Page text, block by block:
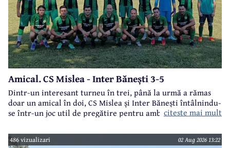
Amical. CS Mislea - Inter Bănești 3-5
Dintr-un interesant turneu în trei, până la urmă a rămas
doar un amical în doi, CS Mislea și Inter Bănești întâlnindu-
se într-un joc util de pregătire pentru ambele formații.
citeste mai mult
486 vizualizari 02 Aug 2026 13:22